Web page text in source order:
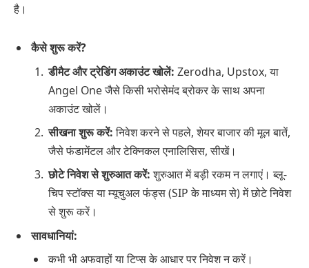
है।
कैसे शुरू करें?
डीमैट और ट्रेडिंग अकाउंट खोलें: Zerodha, Upstox, या
Angel One जैसे किसी भरोसेमंद ब्रोकर के साथ अपना
अकाउंट खोलें।
सीखना शुरू करें:निवेश करने से पहले, शेयर बाजार की मूल बातें,
जैसे फंडामेंटल और टेक्निकल एनालिसिस, सीखें।
छोटे निवेश से शुरुआत करें:शुरुआत में बड़ी रकम न लगाएं। ब्लू-
चिप स्टॉक्स या म्यूचुअल फंड्स (SIP के माध्यम से) में छोटे निवेश
से शुरू करें।
सावधानियां:
कभी भी अफवाहों या टिप्स के आधार पर निवेश न करें।